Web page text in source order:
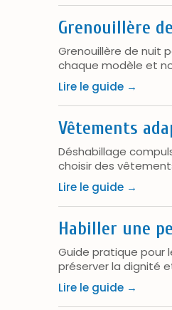
Grenouillère
Grenouillère de nuit
chaque modèle et
Lire le guide →
Vêtements
Déshabillage
choisir des
Lire le guide →
Habiller une
Guide pratique pour
préserver la dignité
Lire le guide →